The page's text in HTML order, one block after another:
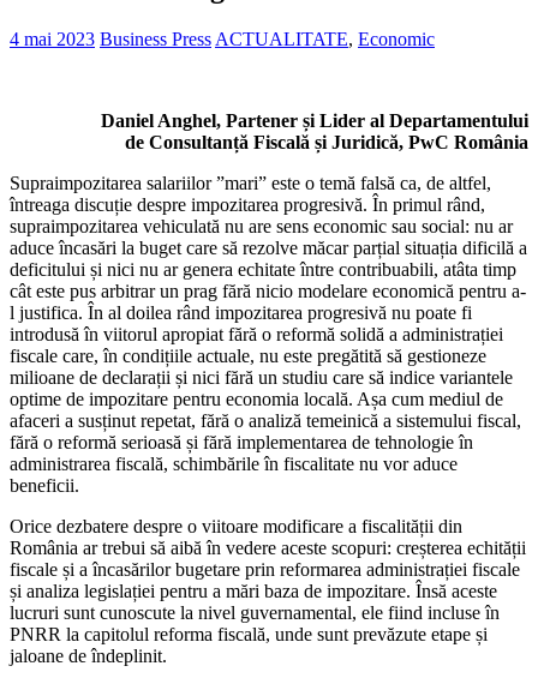
4 mai 2023 Business Press ACTUALITATE, Economic
Daniel Anghel, Partener și Lider al Departamentului
de Consultanță Fiscală și Juridică, PwC România
Supraimpozitarea salariilor ”mari” este o temă falsă ca, de altfel,
întreaga discuție despre impozitarea progresivă. În primul rând,
supraimpozitarea vehiculată nu are sens economic sau social: nu ar
aduce încasări la buget care să rezolve măcar parțial situația dificilă a
deficitului și nici nu ar genera echitate între contribuabili, atâta timp
cât este pus arbitrar un prag fără nicio modelare economică pentru a-
l justifica. În al doilea rând impozitarea progresivă nu poate fi
introdusă în viitorul apropiat fără o reformă solidă a administrației
fiscale care, în condițiile actuale, nu este pregătită să gestioneze
milioane de declarații și nici fără un studiu care să indice variantele
optime de impozitare pentru economia locală. Așa cum mediul de
afaceri a susținut repetat, fără o analiză temeinică a sistemului fiscal,
fără o reformă serioasă și fără implementarea de tehnologie în
administrarea fiscală, schimbările în fiscalitate nu vor aduce
beneficii.
Orice dezbatere despre o viitoare modificare a fiscalității din
România ar trebui să aibă în vedere aceste scopuri: creșterea echității
fiscale și a încasărilor bugetare prin reformarea administrației fiscale
și analiza legislației pentru a mări baza de impozitare. Însă aceste
lucruri sunt cunoscute la nivel guvernamental, ele fiind incluse în
PNRR la capitolul reforma fiscală, unde sunt prevăzute etape și
jaloane de îndeplinit.